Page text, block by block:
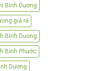
Bình Dương
giá rẻ
Bình Dương
Bình Phước
Dương